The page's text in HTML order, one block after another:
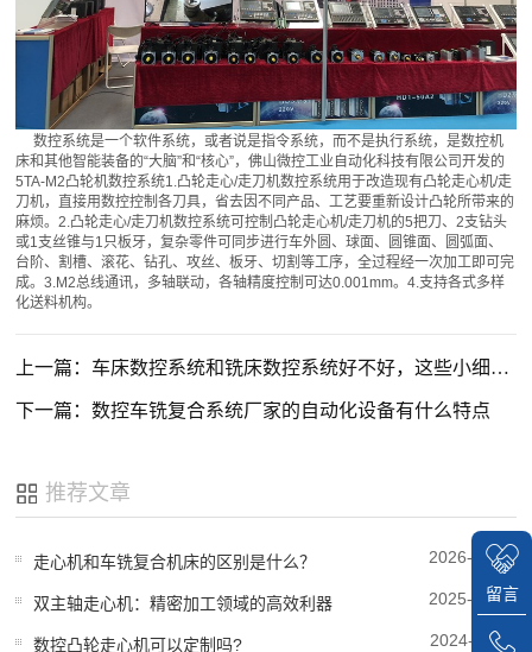
数控系统是一个软件系统，或者说是指令系统，而不是执行系统，是数控机
床和其他智能装备的“大脑”和“核心”，佛山微控工业自动化科技有限公司开发的
5TA-M2凸轮机数控系统1.凸轮走心/走刀机数控系统用于改造现有凸轮走心机/走
刀机，直接用数控控制各刀具，省去因不同产品、工艺要重新设计凸轮所带来的
麻烦。2.凸轮走心/走刀机数控系统可控制凸轮走心机/走刀机的5把刀、2支钻头
或1支丝锥与1只板牙，复杂零件可同步进行车外圆、球面、圆锥面、圆弧面、
台阶、割槽、滚花、钻孔、攻丝、板牙、切割等工序，全过程经一次加工即可完
成。3.M2总线通讯，多轴联动，各轴精度控制可达0.001mm。4.支持各式多样
化送料机构。
上一篇：车床数控系统和铣床数控系统好不好，这些小细节你注意了吗
下一篇：数控车铣复合系统厂家的自动化设备有什么特点
推荐文章
走心机和车铣复合机床的区别是什么？ 2026-08-03
双主轴走心机：精密加工领域的高效利器 2025-08-09
数控凸轮走心机可以定制吗? 2024-11-05
留言